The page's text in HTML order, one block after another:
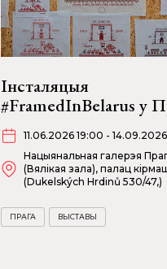
Інсталяцыя
#FramedInBelarus у
11.06.2026 19:00 -
Нацыянальная галерэя
(Вялікая зала), палац
(Dukelských Hrdinů 530/47,)
ПРАГА ВЫСТАВЫ